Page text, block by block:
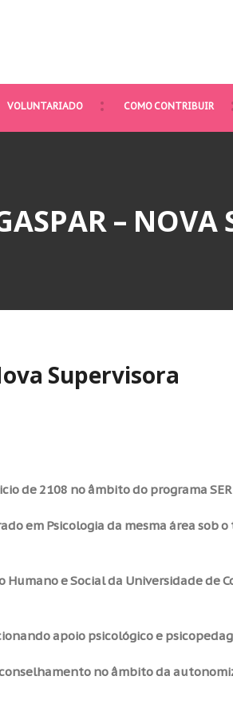
VOLUNTARIADO COMO CONTRIBUIR
– NOVA
Supervisora
de 2108 no âmbito do programa
em Psicologia da mesma área sob
e Social da Universidade de
apoio psicológico e
no âmbito da